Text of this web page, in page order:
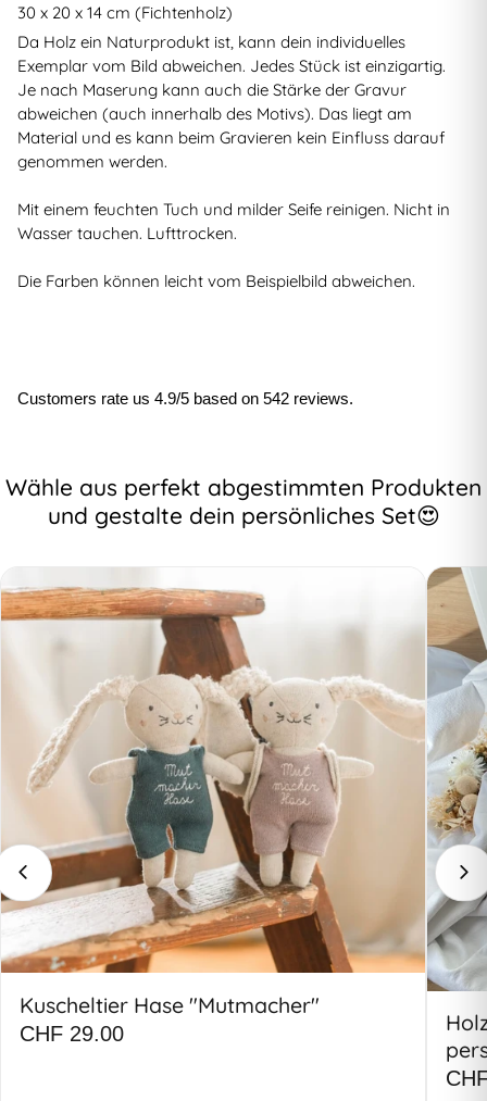
30 x 20 x 14 cm (Fichtenholz)
Da Holz ein Naturprodukt ist, kann dein individuelles
Exemplar vom Bild abweichen. Jedes Stück ist einzigartig.
Je nach Maserung kann auch die Stärke der Gravur
abweichen (auch innerhalb des Motivs). Das liegt am
Material und es kann beim Gravieren kein Einfluss darauf
genommen werden.
Mit einem feuchten Tuch und milder Seife reinigen. Nicht in
Wasser tauchen. Lufttrocken.
Die Farben können leicht vom Beispielbild abweichen.
Customers rate us 4.9/5 based on 542 reviews.
Wähle aus perfekt abgestimmten Produkten
und gestalte dein persönliches Set😍
Kuscheltier Hase "Mutmacher"
CHF 29.00